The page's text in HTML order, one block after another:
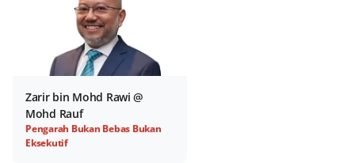
Zarir bin Mohd Rawi @
Mohd Rauf
Pengarah Bukan Bebas Bukan
Eksekutif